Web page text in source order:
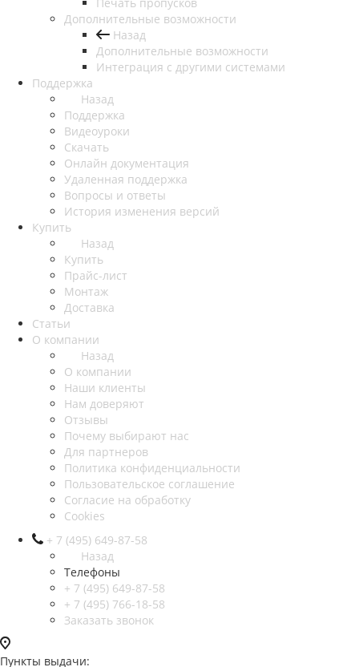
Дополнительные возможности
Назад
Дополнительные возможности
Интеграция с другими системами
Поддержка
Назад
Поддержка
Видеоуроки
Скачать
Онлайн документация
Удаленная поддержка
Вопросы и ответы
История изменения версий
Купить
Назад
Купить
Прайс-лист
Монтаж
Доставка
Статьи
О компании
Назад
О компании
Наши клиенты
Нам доверяют
Отзывы
Почему выбирают нас
Для партнеров
Политика конфиденциальности
Пользовательское соглашение
Согласие на обработку
Cookies
+ 7 (495) 649-87-58
Назад
Телефоны
+ 7 (495) 649-87-58
+ 7 (495) 766-18-58
Заказать звонок
Пункты выдачи: